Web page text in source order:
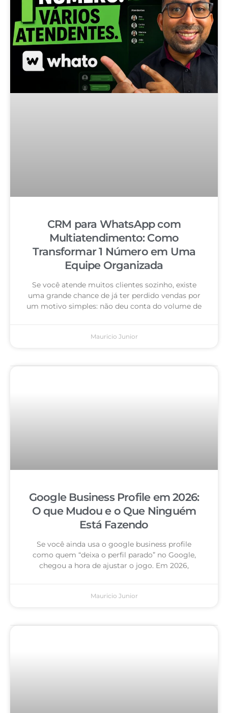
CRM para WhatsApp com
Multiatendimento: Como
Transformar 1 Número em Uma
Equipe Organizada
Se você atende muitos clientes sozinho, existe
uma grande chance de já ter perdido vendas por
um motivo simples: não deu conta do volume de
Mauricio Junior
Google Business Profile em 2026:
O que Mudou e o Que Ninguém
Está Fazendo
Se você ainda usa o google business profile
como quem “deixa o perfil parado” no Google,
chegou a hora de ajustar o jogo. Em 2026,
Mauricio Junior